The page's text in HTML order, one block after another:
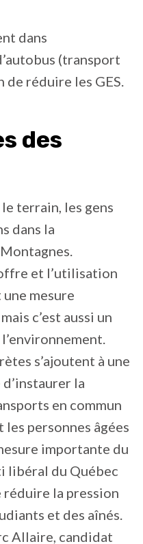
dans
(transport
réduire les GES.
des
terrain, les gens
dans la
et l’utilisation
mesure
c’est aussi un
s’ajoutent à une
la
en commun
personnes âgées
importante du
libéral du Québec
la pression
et des aînés.
Allaire, candidat